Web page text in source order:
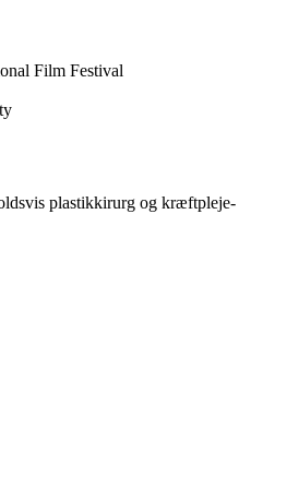
Film Festival
plastikkirurg og kræftpleje-